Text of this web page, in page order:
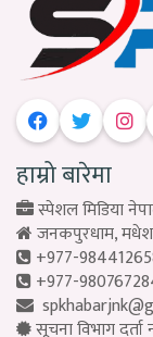
हाम्रो बारेमा
स्पेशल मिडिया
जनकपुरधाम,
+977-
+977-
सूचना विभाग